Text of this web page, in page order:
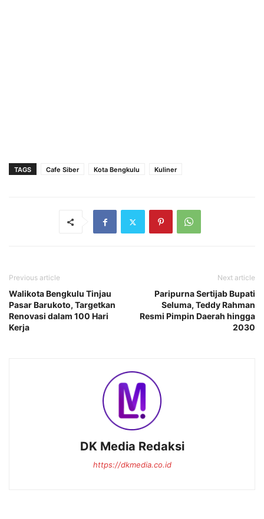
TAGS Cafe Siber Kota Bengkulu Kuliner
Previous article
Walikota Bengkulu Tinjau
Pasar Barukoto, Targetkan
Renovasi dalam 100 Hari
Kerja
Next article
Paripurna Sertijab Bupati
Seluma, Teddy Rahman
Resmi Pimpin Daerah hingga
2030
DK Media Redaksi
https://dkmedia.co.id